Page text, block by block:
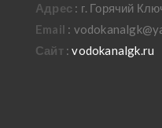
Адрес : г. Горячий
Email :
Сайт:vodokanalgk.ru